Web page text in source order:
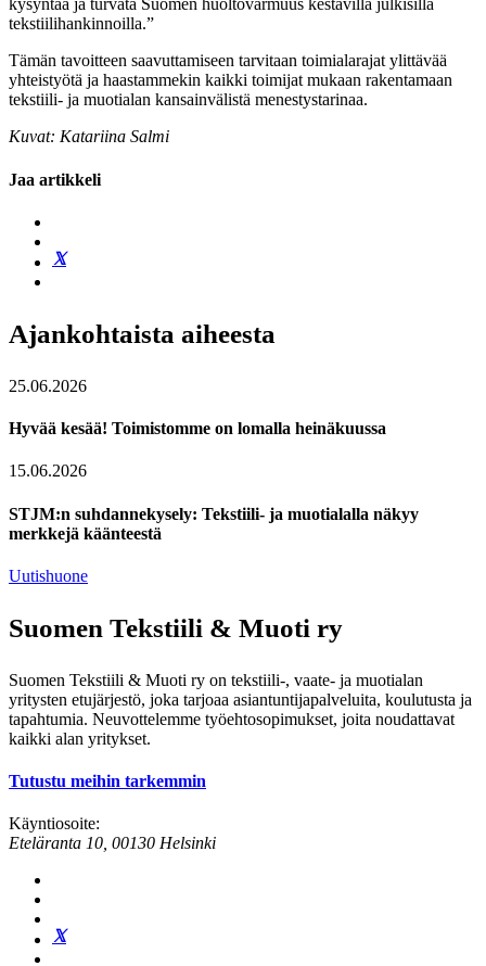
kysyntää ja turvata Suomen huoltovarmuus kestävillä julkisilla
tekstiilihankinnoilla.”
Tämän tavoitteen saavuttamiseen tarvitaan toimialarajat ylittävää
yhteistyötä ja haastammekin kaikki toimijat mukaan rakentamaan
tekstiili- ja muotialan kansainvälistä menestystarinaa.
Kuvat: Katariina Salmi
Jaa artikkeli
Ajankohtaista aiheesta
25.06.2026
Hyvää kesää! Toimistomme on lomalla heinäkuussa
15.06.2026
STJM:n suhdannekysely: Tekstiili- ja muotialalla näkyy
merkkejä käänteestä
Uutishuone
Suomen Tekstiili & Muoti ry
Suomen Tekstiili & Muoti ry on tekstiili-, vaate- ja muotialan
yritysten etujärjestö, joka tarjoaa asiantuntijapalveluita, koulutusta ja
tapahtumia. Neuvottelemme työehtosopimukset, joita noudattavat
kaikki alan yritykset.
Tutustu meihin tarkemmin
Käyntiosoite:
Eteläranta 10, 00130 Helsinki